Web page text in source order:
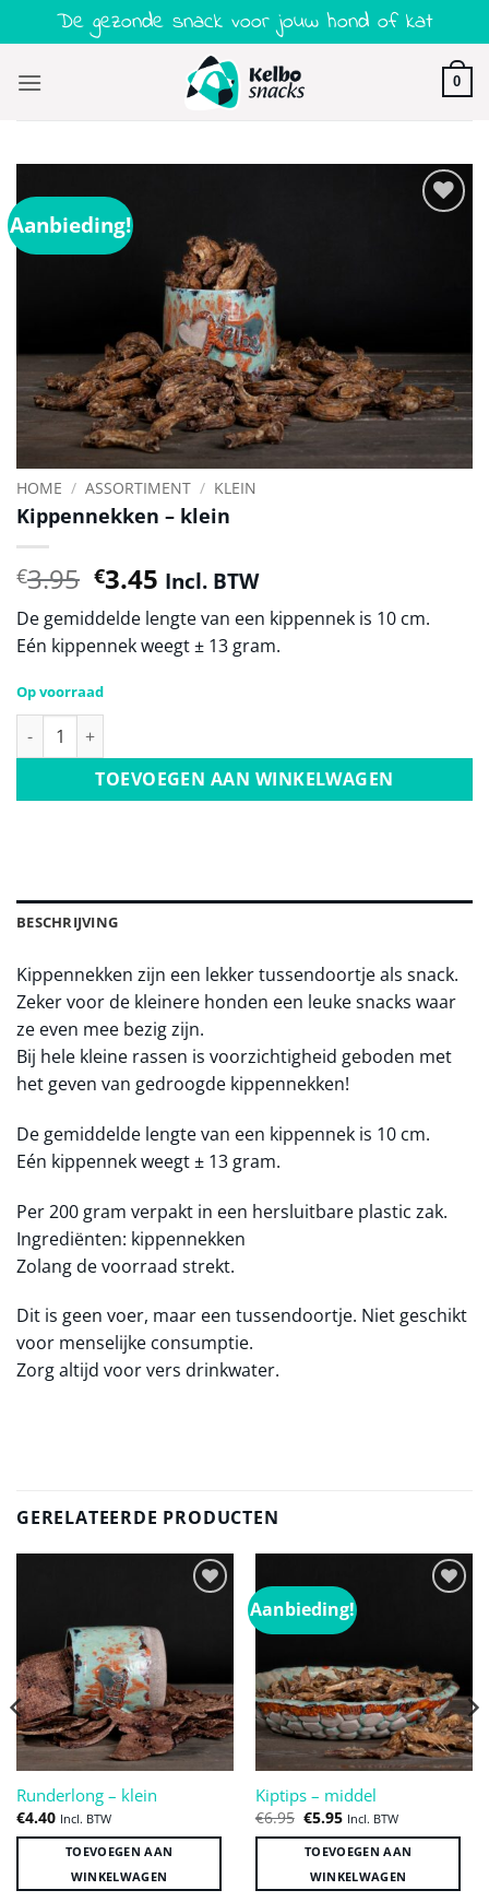
naar
De gezonde snack voor jouw hond of kat
0
Aanbieding!
HOME / ASSORTIMENT / KLEIN
Kippennekken – klein
€3.95 Oorspronkelijke
prijs
was:
€3.95.
€3.45 Huidige
prijs
is:
€3.45.
Incl. BTW
De gemiddelde lengte van een kippennek is 10 cm.
Eén kippennek weegt ± 13 gram.
Op voorraad
Kippennekken - klein aantal
TOEVOEGEN AAN WINKELWAGEN
BESCHRIJVING
Kippennekken zijn een lekker tussendoortje als snack.
Zeker voor de kleinere honden een leuke snacks waar
ze even mee bezig zijn.
Bij hele kleine rassen is voorzichtigheid geboden met
het geven van gedroogde kippennekken!
De gemiddelde lengte van een kippennek is 10 cm.
Eén kippennek weegt ± 13 gram.
Per 200 gram verpakt in een hersluitbare plastic zak.
Ingrediënten: kippennekken
Zolang de voorraad strekt.
Dit is geen voer, maar een tussendoortje. Niet geschikt
voor menselijke consumptie.
Zorg altijd voor vers drinkwater.
GERELATEERDE PRODUCTEN
verlanglijst
Runderlong – klein
€4.40 Incl. BTW
TOEVOEGEN AAN
WINKELWAGEN
Aanbieding!
Kiptips – middel
€6.95 Oorspronkelijke
prijs
was:
€6.95.
€5.95Huidige
prijs
is:
€5.95.
Incl. BTW
TOEVOEGEN AAN
WINKELWAGEN